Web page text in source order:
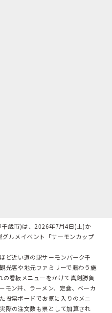
歳市)は、2026年7月4日(土)か
ルメイベント「サーモンカップ
ど近い道の駅サーモンパーク千
光客や地元ファミリーで賑わう施
看板メニューをかけて真剣勝負
モン丼、ラーメン、定食、ベーカ
投票ボードでお気に入りのメニ
際の注文数も票として加算され